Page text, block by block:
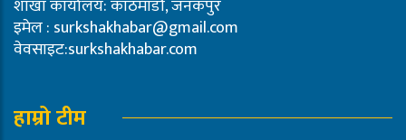
शाखा कार्यालय: काठमाडौं, जनकपुर
इमेल : surkshakhabar@gmail.com
वेवसाइट:surkshakhabar.com
हाम्रो टीम